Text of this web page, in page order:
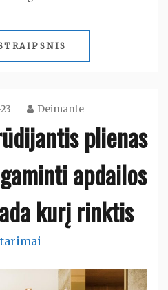
Deimante
plienas
apdailos
kurį rinktis